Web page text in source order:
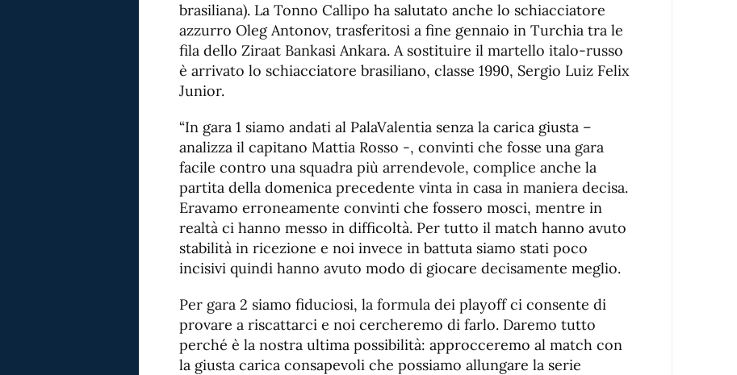
brasiliana). La Tonno Callipo ha salutato anche lo schiacciatore
azzurro Oleg Antonov, trasferitosi a fine gennaio in Turchia tra le
fila dello Ziraat Bankasi Ankara. A sostituire il martello italo-russo
è arrivato lo schiacciatore brasiliano, classe 1990, Sergio Luiz Felix
Junior.
“In gara 1 siamo andati al PalaValentia senza la carica giusta –
analizza il capitano Mattia Rosso -, convinti che fosse una gara
facile contro una squadra più arrendevole, complice anche la
partita della domenica precedente vinta in casa in maniera decisa.
Eravamo erroneamente convinti che fossero mosci, mentre in
realtà ci hanno messo in difficoltà. Per tutto il match hanno avuto
stabilità in ricezione e noi invece in battuta siamo stati poco
incisivi quindi hanno avuto modo di giocare decisamente meglio.
Per gara 2 siamo fiduciosi, la formula dei playoff ci consente di
provare a riscattarci e noi cercheremo di farlo. Daremo tutto
perché è la nostra ultima possibilità: approcceremo al match con
la giusta carica consapevoli che possiamo allungare la serie